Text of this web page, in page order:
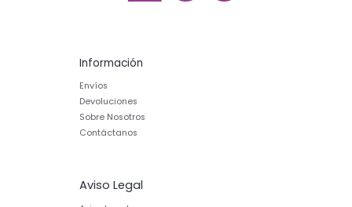
Información
Envíos
Devoluciones
Sobre Nosotros
Contáctanos
Aviso Legal